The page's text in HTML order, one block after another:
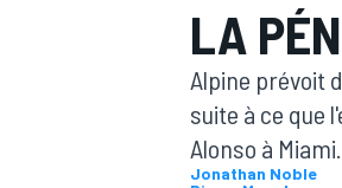
LA
Alpine prévoit
suite à ce que
Alonso à Miami.
Jonathan Noble